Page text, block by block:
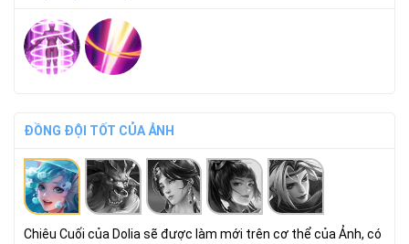
ĐỒNG ĐỘI TỐT CỦA ẢNH
Chiêu Cuối của Dolia sẽ được làm mới trên cơ thể của Ảnh, có